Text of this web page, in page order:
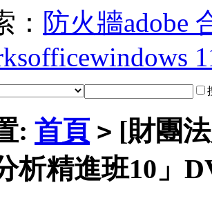
： 防火牆adobe
officewindows
: 首頁 > [財團
析精進班10」